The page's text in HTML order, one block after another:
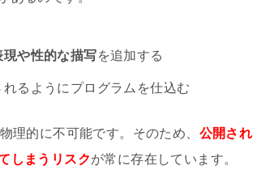
現や性的な描写を追加する
るようにプログラムを仕込む
理的に不可能です。そのため、 公開され
しまうリスクが常に存在しています。